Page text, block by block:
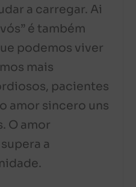
a carregar. Ai
é também
podemos viver
mais
pacientes
amor sincero uns
O amor
a